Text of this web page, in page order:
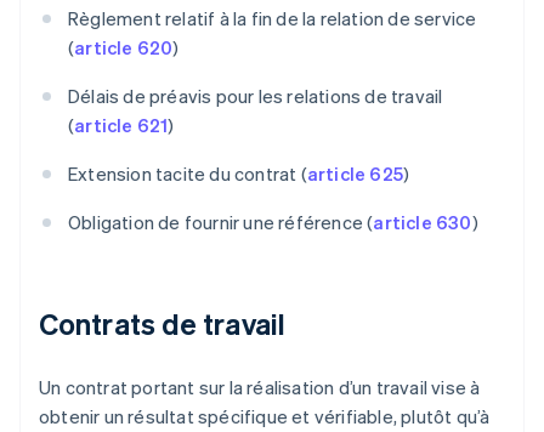
Règlement relatif à la fin de la relation de service
(article 620)
Délais de préavis pour les relations de travail
(article 621)
Extension tacite du contrat (article 625)
Obligation de fournir une référence (article 630)
Contrats de travail
Un contrat portant sur la réalisation d’un travail vise à
obtenir un résultat spécifique et vérifiable, plutôt qu’à